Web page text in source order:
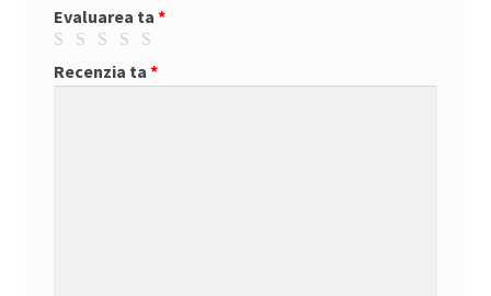
Evaluarea ta *
Recenzia ta *